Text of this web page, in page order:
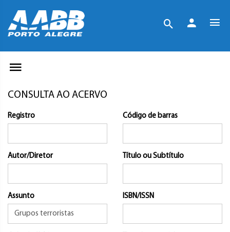
CONSULTA AO ACERVO
Registro Código de barras
Autor/Diretor Título ou Subtítulo
Assunto ISBN/ISSN